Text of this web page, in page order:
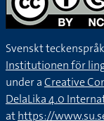
Svenskt
Institutionen för
under aCreative
DelaLika 4.0
athttps://